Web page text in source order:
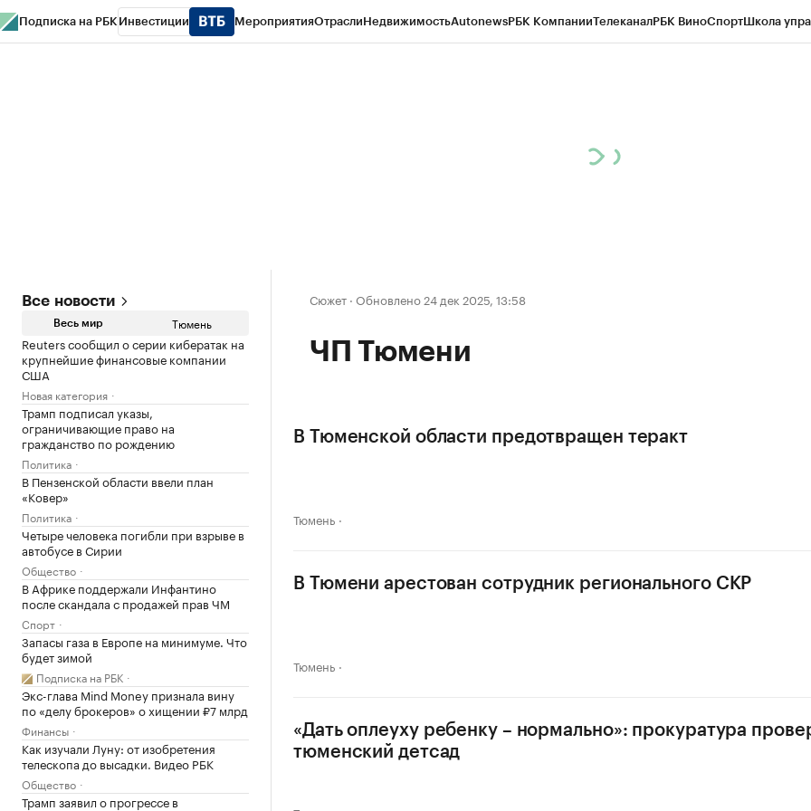
Подписка на РБК Инвестиции МероприятияОтраслиНедвижимостьAutonewsРБК КомпанииТелеканалРБК ВиноСпортШкола
Все новости
Весь мир Тюмень
Reuters сообщил о серии кибератак на
крупнейшие финансовые компании
США
Новая категория
Трамп подписал указы,
ограничивающие право на
гражданство по рождению
Политика
В Пензенской области ввели план
«Ковер»
Политика
Четыре человека погибли при взрыве в
автобусе в Сирии
Общество
В Африке поддержали Инфантино
после скандала с продажей прав ЧМ
Спорт
Запасы газа в Европе на минимуме. Что
будет зимой
Подписка на РБК
Экс-глава Mind Money признала вину
по «делу брокеров» о хищении ₽7 млрд
Финансы
Как изучали Луну: от изобретения
телескопа до высадки. Видео РБК
Общество
Трамп заявил о прогрессе в
Сюжет · Обновлено 24 дек 2025, 13:58
ЧП Тюмени
В Тюменской области предотвращен теракт
Тюмень
В Тюмени арестован сотрудник регионального СКР
Тюмень
«Дать оплеуху ребенку – нормально»: прокуратура
тюменский детсад